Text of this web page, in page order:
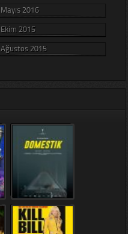
Mayıs 2016
Ekim 2015
Ağustos 2015